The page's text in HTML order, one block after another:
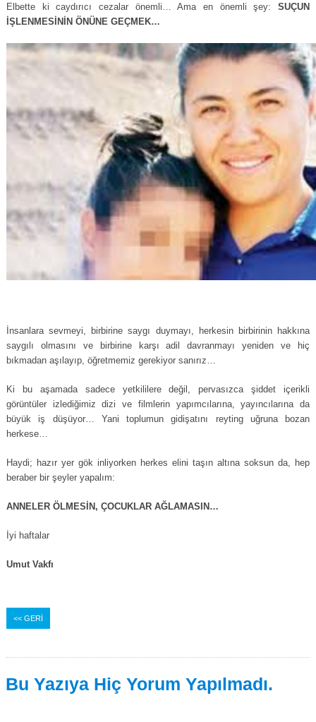
Elbette ki caydırıcı cezalar önemli… Ama en önemli şey:SUÇUN
İŞLENMESİNİN ÖNÜNE GEÇMEK…
İnsanlara sevmeyi, birbirine saygı duymayı, herkesin birbirinin hakkına
saygılı olmasını ve birbirine karşı adil davranmayı yeniden ve hiç
bıkmadan aşılayıp, öğretmemiz gerekiyor sanırız…
Ki bu aşamada sadece yetkililere değil, pervasızca şiddet içerikli
görüntüler izlediğimiz dizi ve filmlerin yapımcılarına, yayıncılarına da
büyük iş düşüyor… Yani toplumun gidişatını reyting uğruna bozan
herkese…
Haydi; hazır yer gök inliyorken herkes elini taşın altına soksun da, hep
beraber bir şeyler yapalım:
ANNELER ÖLMESİN, ÇOCUKLAR AĞLAMASIN…
İyi haftalar
Umut Vakfı
<< GERİ
Bu Yazıya Hiç Yorum Yapılmadı.